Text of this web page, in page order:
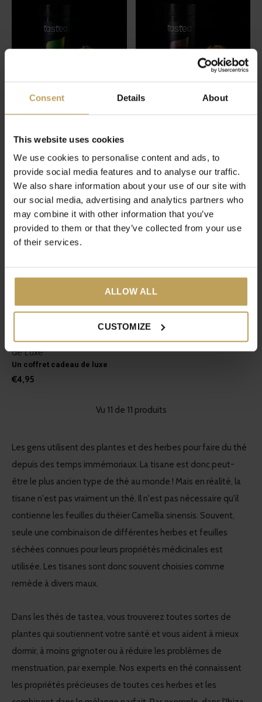
Consent Details About
This website uses cookies
We use cookies to personalise content and ads, to
provide social media features and to analyse our traffic.
We also share information about your use of our site with
our social media, advertising and analytics partners who
may combine it with other information that you’ve
provided to them or that they’ve collected from your use
of their services.
ALLOW ALL
CUSTOMIZE
Thé aux herbes avec des
pièces d'orange pour plus
d'énergie
€27,95
€17,95
tastea Coffret Cadeau
de Luxe
Un coffret cadeau de luxe
€4,95
Vu 11 de 11 produits
Les gens utilisent des plantes et des herbes pour faire du thé
depuis des temps immémoriaux. La tisane est donc peut-
être le plus ancien type de thé au monde ! Mais en réalité, la
tisane n'est pas vraiment un thé. Il n'est pas nécessaire qu'il
contienne les feuilles du théier Camellia sinensis. Souvent,
seule une combinaison de différentes herbes et feuilles
séchées connues pour leurs propriétés médicinales est
utilisée. Les tisanes sont donc souvent choisies comme
remède à divers maux.
Dans les thés de tastea, vous trouverez toutes sortes de
plantes qui soutiennent votre santé et vous aident à mieux
dormir, à moins grignoter ou à réduire les problèmes de
menstruation, par exemple. Nos experts en thé connaissent
les propriétés précieuses de toutes ces herbes et les